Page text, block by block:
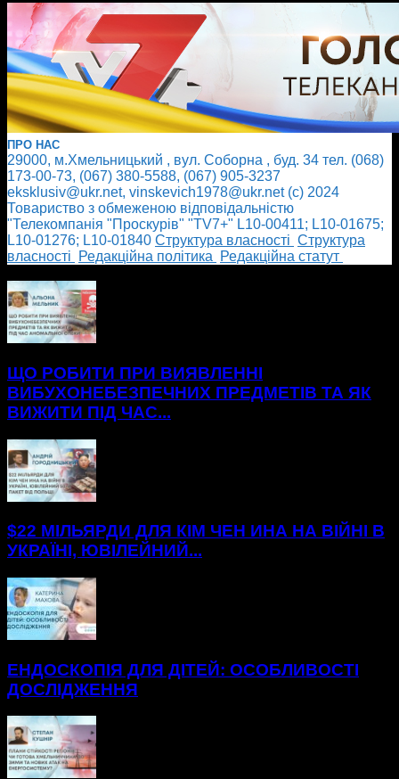
ПРО НАС
29000, м.Хмельницький , вул. Соборна , буд. 34 тел. (068)
173-00-73, (067) 380-5588, (067) 905-3237
eksklusiv@ukr.net, vinskevich1978@ukr.net (с) 2024
Товариство з обмеженою відповідальністю
"Телекомпанія "Проскурів" "TV7+" L10-00411; L10-01675;
L10-01276; L10-01840 Cтруктура власності Cтруктура
власності
Редакційна політика
Редакційна статут
ЩО РОБИТИ ПРИ ВИЯВЛЕННІ
ВИБУХОНЕБЕЗПЕЧНИХ ПРЕДМЕТІВ ТА ЯК
ВИЖИТИ ПІД ЧАС...
$22 МІЛЬЯРДИ ДЛЯ КІМ ЧЕН ИНА НА ВІЙНІ В
УКРАЇНІ, ЮВІЛЕЙНИЙ...
ЕНДОСКОПІЯ ДЛЯ ДІТЕЙ: ОСОБЛИВОСТІ
ДОСЛІДЖЕННЯ